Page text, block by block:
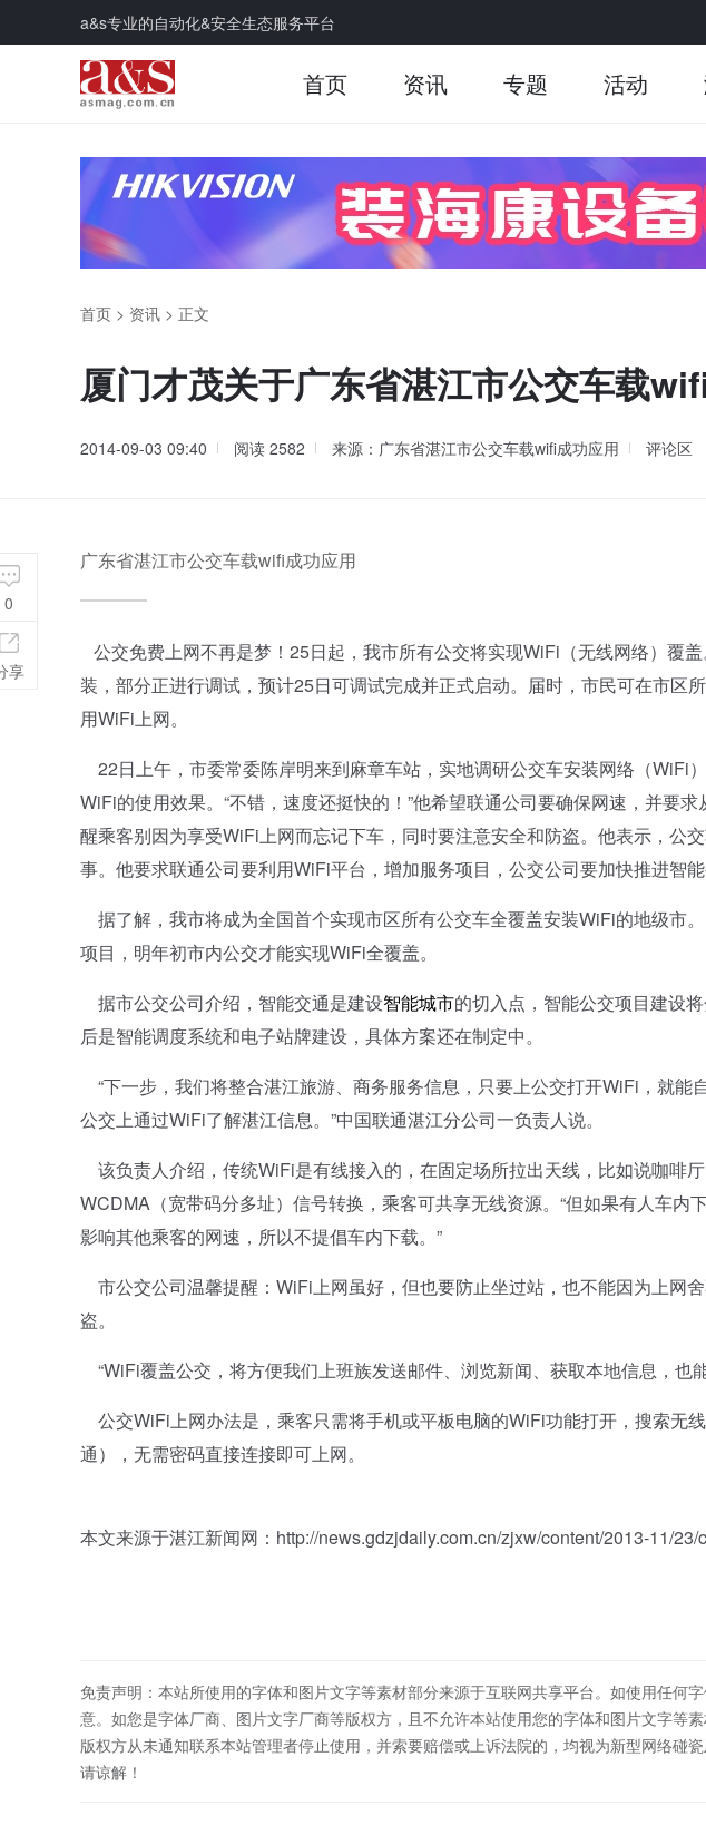
a&s专业的自动化&安全生态服务平台
首页 资讯 专题 活动
首页 > 资讯 > 正文
厦门才茂关于广东省湛江市公交车载
2014-09-03 09:40 阅读 2582 来源：广东省湛江市公交车载wifi成功应用 评论区
广东省湛江市公交车载wifi成功应用
公交免费上网不再是梦！25日起，我市所有公交将实现WiFi（无线网络）覆
装，部分正进行调试，预计25日可调试完成并正式启动。届时，市民可在市区
用WiFi上网。
22日上午，市委常委陈岸明来到麻章车站，实地调研公交车安装网络（WiFi
WiFi的使用效果。“不错，速度还挺快的！”他希望联通公司要确保网速，并要
醒乘客别因为享受WiFi上网而忘记下车，同时要注意安全和防盗。他表示，公
事。他要求联通公司要利用WiFi平台，增加服务项目，公交公司要加快推进智能
据了解，我市将成为全国首个实现市区所有公交车全覆盖安装WiFi的地级市
项目，明年初市内公交才能实现WiFi全覆盖。
据市公交公司介绍，智能交通是建设智能城市的切入点，智能公交项目建设
后是智能调度系统和电子站牌建设，具体方案还在制定中。
“下一步，我们将整合湛江旅游、商务服务信息，只要上公交打开WiFi，就能
公交上通过WiFi了解湛江信息。”中国联通湛江分公司一负责人说。
该负责人介绍，传统WiFi是有线接入的，在固定场所拉出天线，比如说咖啡
WCDMA（宽带码分多址）信号转换，乘客可共享无线资源。“但如果有人车内
影响其他乘客的网速，所以不提倡车内下载。”
市公交公司温馨提醒：WiFi上网虽好，但也要防止坐过站，也不能因为上网
盗。
“WiFi覆盖公交，将方便我们上班族发送邮件、浏览新闻、获取本地信息，也
公交WiFi上网办法是，乘客只需将手机或平板电脑的WiFi功能打开，搜索无
通），无需密码直接连接即可上网。
本文来源于湛江新闻网：http://news.gdzjdaily.com.cn/zjxw/content/2013-11/
免责声明：本站所使用的字体和图片文字等素材部分来源于互联网共享平台。如使用任何
意。如您是字体厂商、图片文字厂商等版权方，且不允许本站使用您的字体和图片文字等
版权方从未通知联系本站管理者停止使用，并索要赔偿或上诉法院的，均视为新型网络碰
请谅解！
0
享